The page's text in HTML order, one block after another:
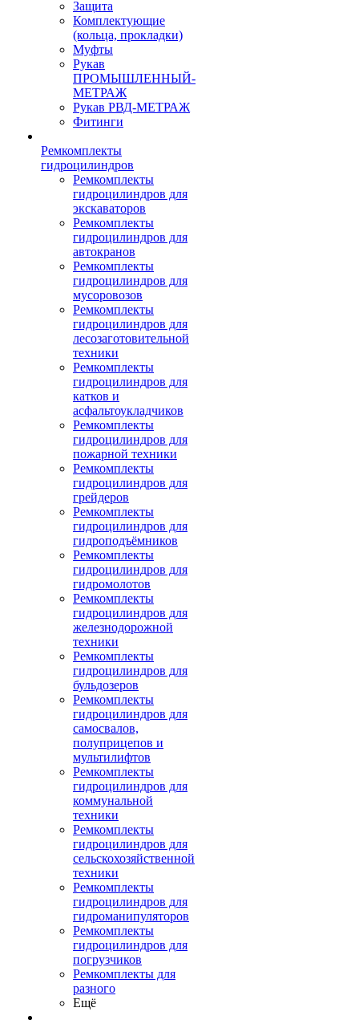
Защита
Комплектующие
(кольца, прокладки)
Муфты
Рукав
ПРОМЫШЛЕННЫЙ-
МЕТРАЖ
Рукав РВД-МЕТРАЖ
Фитинги
Ремкомплекты
гидроцилиндров
Ремкомплекты
гидроцилиндров для
экскаваторов
Ремкомплекты
гидроцилиндров для
автокранов
Ремкомплекты
гидроцилиндров для
мусоровозов
Ремкомплекты
гидроцилиндров для
лесозаготовительной
техники
Ремкомплекты
гидроцилиндров для
катков и
асфальтоукладчиков
Ремкомплекты
гидроцилиндров для
пожарной техники
Ремкомплекты
гидроцилиндров для
грейдеров
Ремкомплекты
гидроцилиндров для
гидроподъёмников
Ремкомплекты
гидроцилиндров для
гидромолотов
Ремкомплекты
гидроцилиндров для
железнодорожной
техники
Ремкомплекты
гидроцилиндров для
бульдозеров
Ремкомплекты
гидроцилиндров для
самосвалов,
полуприцепов и
мультилифтов
Ремкомплекты
гидроцилиндров для
коммунальной
техники
Ремкомплекты
гидроцилиндров для
сельскохозяйственной
техники
Ремкомплекты
гидроцилиндров для
гидроманипуляторов
Ремкомплекты
гидроцилиндров для
погрузчиков
Ремкомплекты для
разного
Ещё